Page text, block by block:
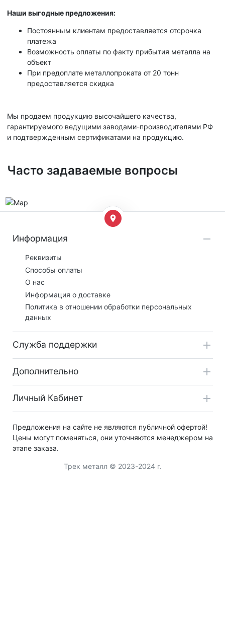
Наши выгодные предложения:
Постоянным клиентам предоставляется отсрочка
платежа
Возможность оплаты по факту прибытия металла на
объект
При предоплате металлопроката от 20 тонн
предоставляется скидка
Мы продаем продукцию высочайшего качества,
гарантируемого ведущими заводами-производителями РФ
и подтвержденным сертификатами на продукцию.
Часто задаваемые вопросы
Информация
Реквизиты
Способы оплаты
О нас
Информация о доставке
Политика в отношении обработки персональных
данных
Служба поддержки
Дополнительно
Личный Кабинет
Предложения на сайте не являются публичной офертой!
Цены могут поменяться, они уточняются менеджером на
этапе заказа.
Трек металл © 2023-2024 г.